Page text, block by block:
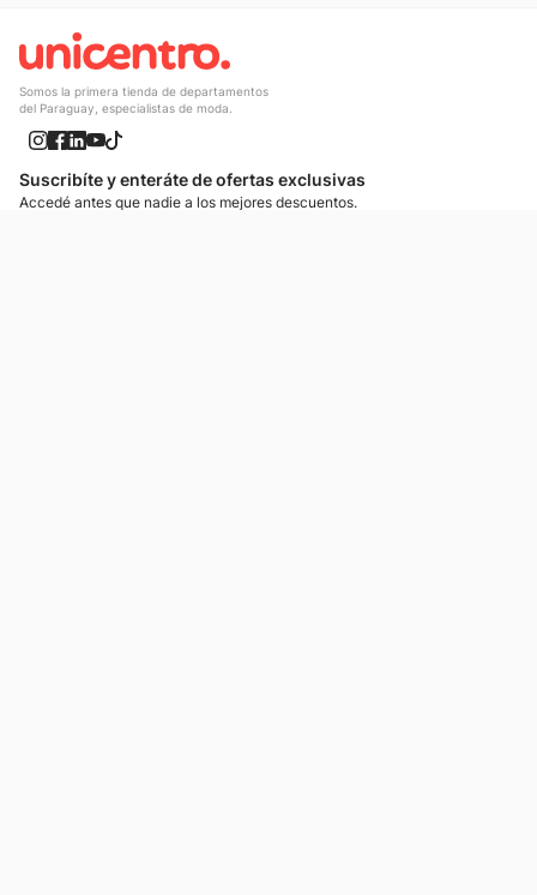
Somos la primera tienda de departamentos
del Paraguay, especialistas de moda.
Suscribíte y enteráte de ofertas exclusivas
Accedé antes que nadie a los mejores descuentos.